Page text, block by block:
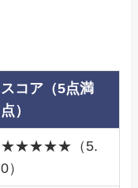
スコア（5点満
点）
★★★★★（5.
0）